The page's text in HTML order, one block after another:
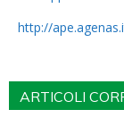
http://
ARTICOLI